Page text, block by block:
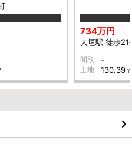
734万円
大垣駅 徒歩21
間取 -
土地 130.39